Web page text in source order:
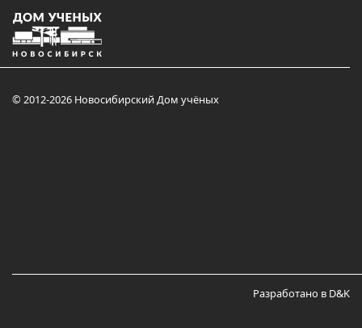
© 2012-2026 Новосибирский Дом учёных
Разработано в D&K